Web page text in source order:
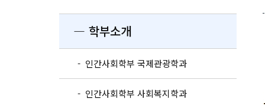
― 학부소개
- 인간사회학부 국제관광학과
- 인간사회학부 사회복지학과